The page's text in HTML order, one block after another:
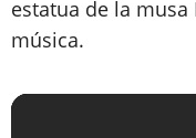
estatua de la
música.